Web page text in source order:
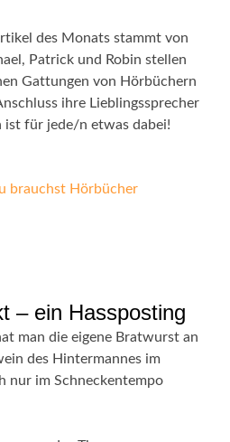
des Monats stammt von
Patrick und Robin stellen
Gattungen von Hörbüchern
ihre Lieblingssprecher
ist für jede/n etwas dabei!
brauchst Hörbücher
– ein Hassposting
man die eigene Bratwurst an
des Hintermannes im
nur im Schneckentempo